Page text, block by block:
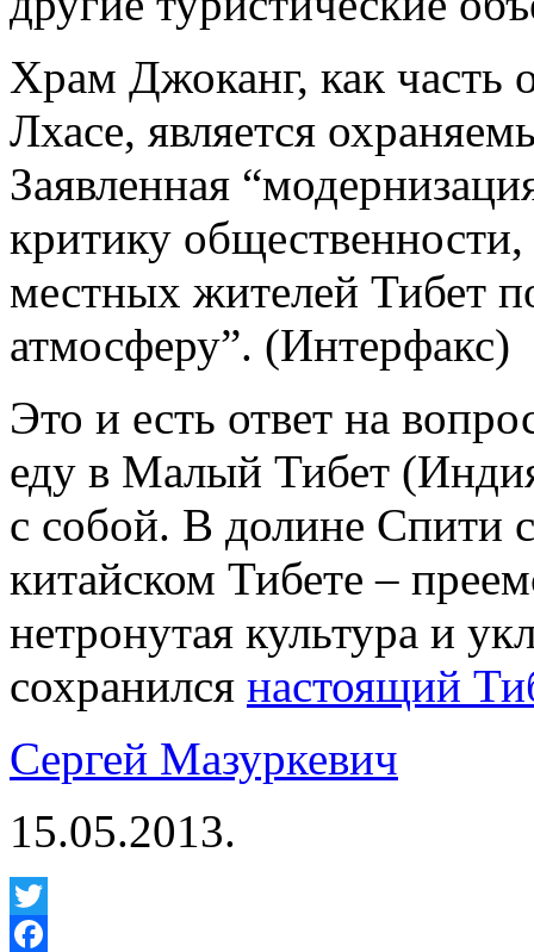
Храм Джоканг, как часть
Лхасе, является
Заявленная
критику
местных жителей Тибет
атмосферу”. (Интерфакс)
Это и есть ответ на
еду в Малый Тибет
с собой. В долине Спити
китайском Тибете –
нетронутая культура и
сохранился настоящий
Сергей Мазуркевич
15.05.2013.
Twitter